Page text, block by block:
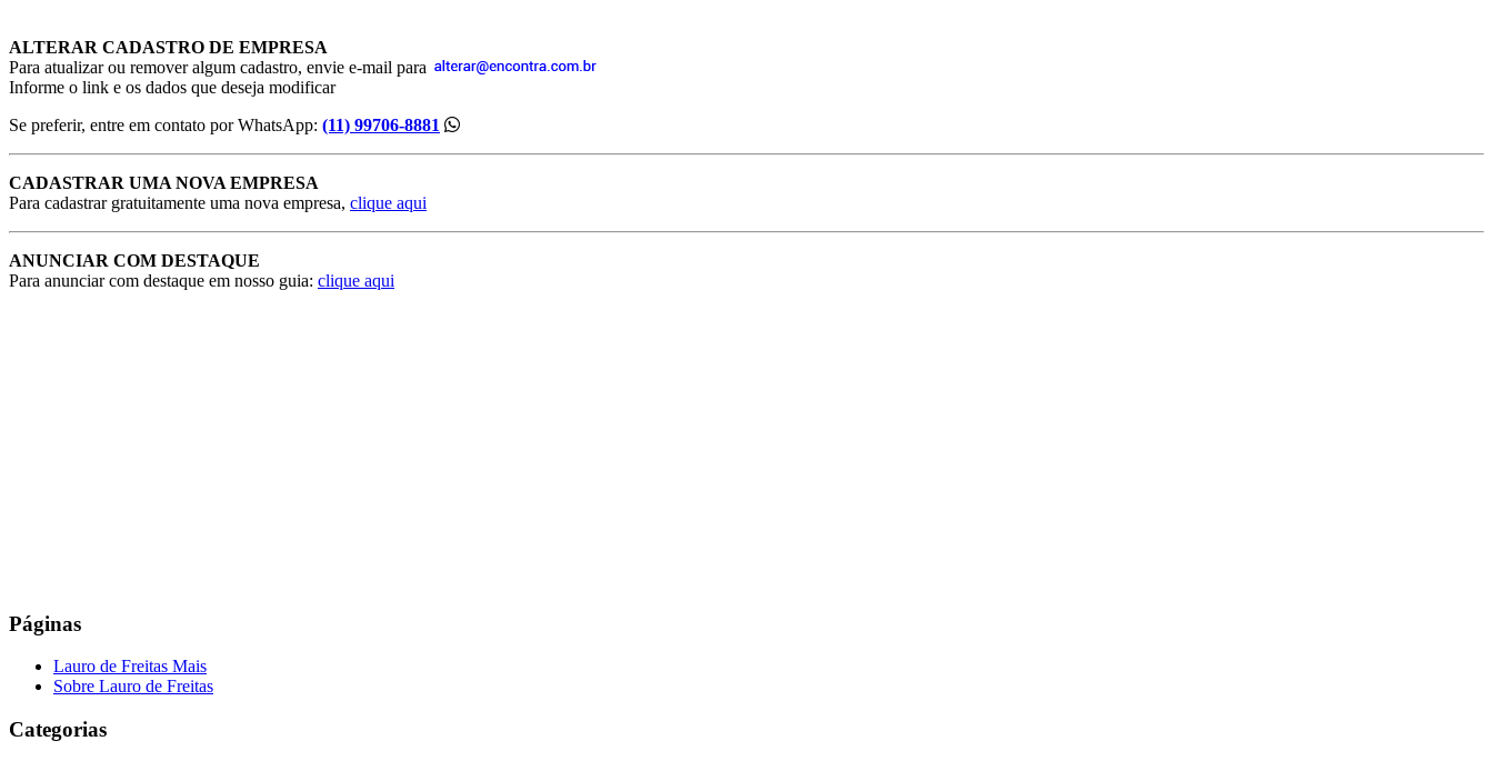
ALTERAR CADASTRO DE EMPRESA
Para atualizar ou remover algum cadastro, envie e-mail para
Informe o link e os dados que deseja modificar
Se preferir, entre em contato por WhatsApp: (11) 99706-8881
CADASTRAR UMA NOVA EMPRESA
Para cadastrar gratuitamente uma nova empresa, clique aqui
ANUNCIAR COM DESTAQUE
Para anunciar com destaque em nosso guia: clique aqui
Páginas
Lauro de Freitas Mais
Sobre Lauro de Freitas
Categorias